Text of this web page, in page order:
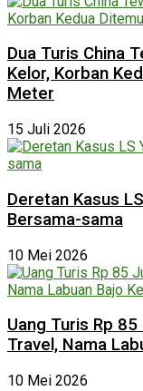
Dua Turis China
Kelor, Korban
Meter
15 Juli 2026
Deretan Kasus
Bersama-sama
10 Mei 2026
Uang Turis Rp
Travel, Nama
10 Mei 2026